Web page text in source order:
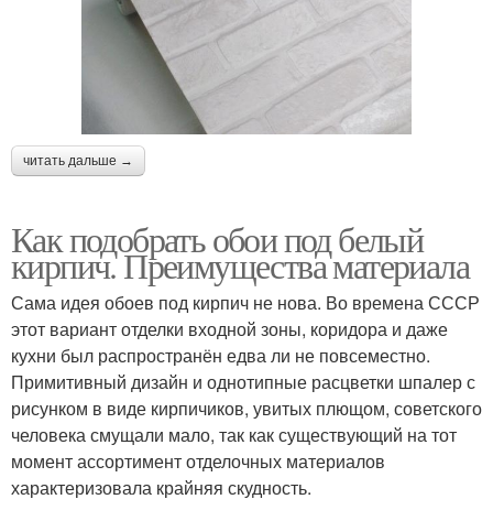
читать дальше →
Как подобрать обои под белый
кирпич. Преимущества материала
Сама идея обоев под кирпич не нова. Во времена СССР
этот вариант отделки входной зоны, коридора и даже
кухни был распространён едва ли не повсеместно.
Примитивный дизайн и однотипные расцветки шпалер с
рисунком в виде кирпичиков, увитых плющом, советского
человека смущали мало, так как существующий на тот
момент ассортимент отделочных материалов
характеризовала крайняя скудность.